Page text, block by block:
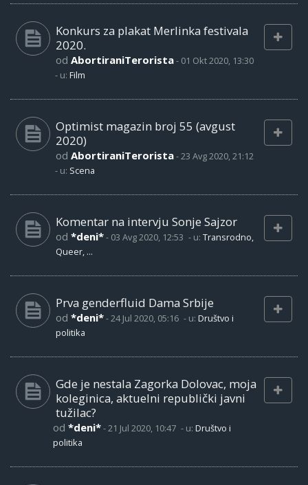
Konkurs za plakat Merlinka festivala
2020.
od AbortiraniTerorista- 01 Okt 2020, 13:30
- u: Film
Optimist magazin broj 55 (avgust
2020)
od AbortiraniTerorista-23 Avg 2020, 21:12
- u: Scena
Komentar na intervju Sonje Sajzor
od *deni*- 03 Avg 2020, 12:53 - u: Transrodno,
Queer, ...
Prva genderfluid Dama Srbije
od *deni*-24 Jul 2020, 05:16 - u: Društvo i
politika
Gde je nestala Zagorka Dolovac, moja
koleginica, aktuelni republički javni
tužilac?
od *deni*-21 Jul 2020, 10:47 - u: Društvo i
politika